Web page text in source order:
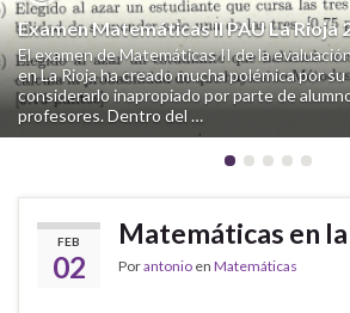
Examen Matemáticas II PAU La Rioja
El examen de Matemáticas II de la
en La Rioja ha creado mucha polémica por
considerarlo inapropiado por parte de
profesores. Dentro del …
A vueltas con el Restaurante
Hace ya un tiempo que compartí en este
realizo en 2º de ESO titulado «Restaurante
ese momento, muchas personas me han
ido compartiendo …
Previous
FEB
02
Matemáticas en la
Porantonio en Matemáticas